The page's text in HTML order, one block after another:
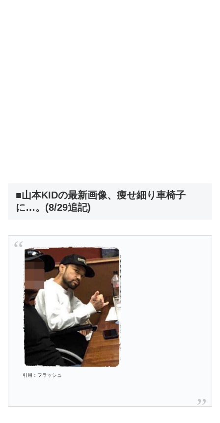
■山本KIDの最新画像、痩せ細り車椅子
に…。(8/29追記)
引用：フラッシュ